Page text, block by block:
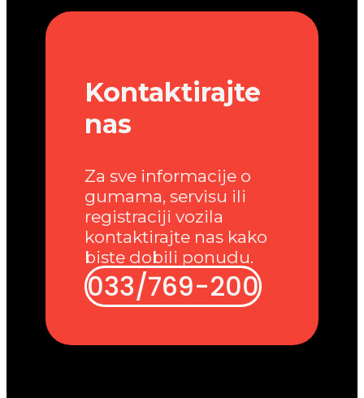
Kontaktirajte
nas
Za sve informacije o
gumama, servisu ili
registraciji vozila
kontaktirajte nas kako
biste dobili ponudu.
033/769-200